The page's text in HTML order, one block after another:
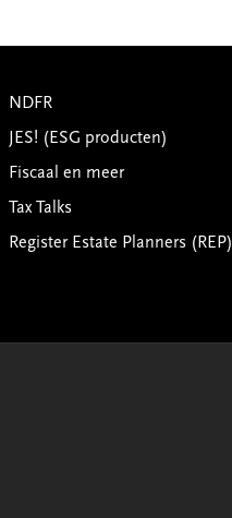
NDFR
JES! (ESG producten)
Fiscaal en meer
Tax Talks
Register Estate Planners (REP)